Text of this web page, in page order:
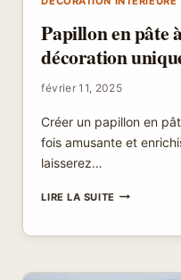
Papillon en pâte
décoration
février 11, 2025
Créer un papillon en
fois amusante et
laisserez…
LIRE LA SUITEPAPILLON
À
: